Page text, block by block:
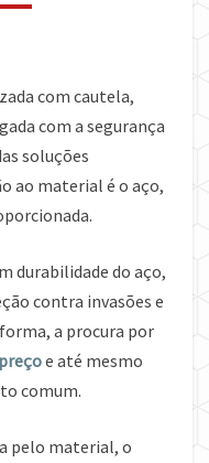
com cautela,
com a segurança
soluções
ao material é o aço,
durabilidade do aço,
contra invasões e
a procura por
e até mesmo
comum.
pelo material, o